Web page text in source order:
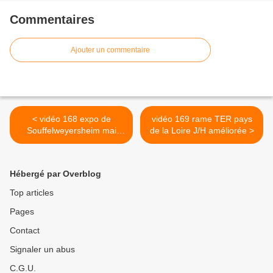
Commentaires
Ajouter un commentaire
< vidéo 168 expo de
Souffelweyersheim mai
2015
vidéo 169 rame TER pays
de la Loire J/H améliorée >
Hébergé par Overblog
Top articles
Pages
Contact
Signaler un abus
C.G.U.